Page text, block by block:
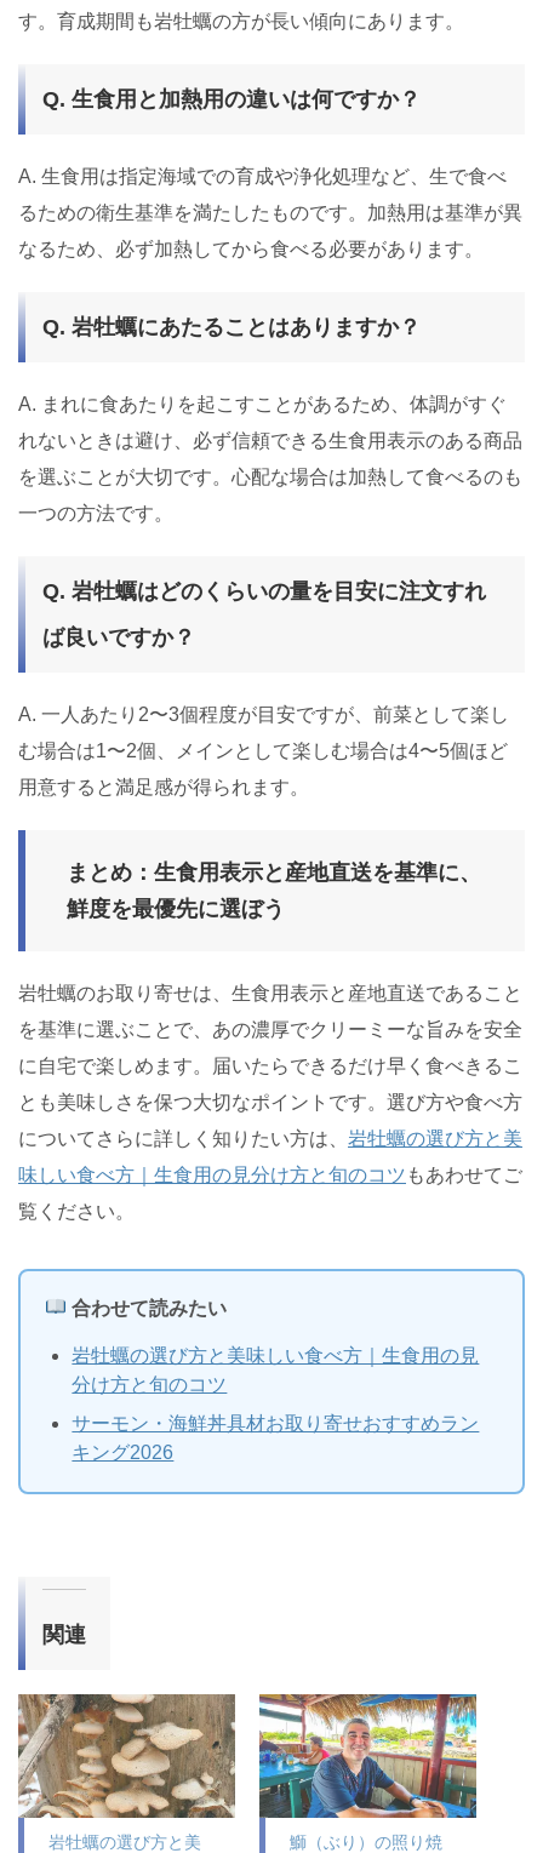
す。育成期間も岩牡蠣の方が長い傾向にあります。
Q. 生食用と加熱用の違いは何ですか？
A. 生食用は指定海域での育成や浄化処理など、生で食べ
るための衛生基準を満たしたものです。加熱用は基準が異
なるため、必ず加熱してから食べる必要があります。
Q. 岩牡蠣にあたることはありますか？
A. まれに食あたりを起こすことがあるため、体調がすぐ
れないときは避け、必ず信頼できる生食用表示のある商品
を選ぶことが大切です。心配な場合は加熱して食べるのも
一つの方法です。
Q. 岩牡蠣はどのくらいの量を目安に注文すれ
ば良いですか？
A. 一人あたり2〜3個程度が目安ですが、前菜として楽し
む場合は1〜2個、メインとして楽しむ場合は4〜5個ほど
用意すると満足感が得られます。
まとめ：生食用表示と産地直送を基準に、
鮮度を最優先に選ぼう
岩牡蠣のお取り寄せは、生食用表示と産地直送であること
を基準に選ぶことで、あの濃厚でクリーミーな旨みを安全
に自宅で楽しめます。届いたらできるだけ早く食べきるこ
とも美味しさを保つ大切なポイントです。選び方や食べ方
についてさらに詳しく知りたい方は、 岩牡蠣の選び方と美
味しい食べ方｜生食用の見分け方と旬のコツ もあわせてご
覧ください。
合わせて読みたい
岩牡蠣の選び方と美味しい食べ方｜生食用の見
分け方と旬のコツ
サーモン・海鮮丼具材お取り寄せおすすめラン
キング2026
関連
岩牡蠣の選び方と美
鰤（ぶり）の照り焼